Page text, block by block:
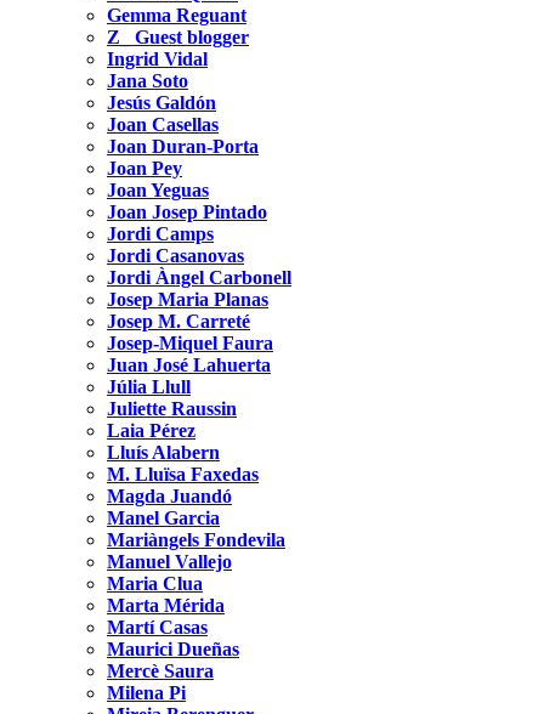
Gemma Reguant
Z_ Guest blogger
Ingrid Vidal
Jana Soto
Jesús Galdón
Joan Casellas
Joan Duran-Porta
Joan Pey
Joan Yeguas
Joan Josep Pintado
Jordi Camps
Jordi Casanovas
Jordi Àngel Carbonell
Josep Maria Planas
Josep M. Carreté
Josep-Miquel Faura
Juan José Lahuerta
Júlia Llull
Juliette Raussin
Laia Pérez
Lluís Alabern
M. Lluïsa Faxedas
Magda Juandó
Manel Garcia
Mariàngels Fondevila
Manuel Vallejo
Maria Clua
Marta Mérida
Martí Casas
Maurici Dueñas
Mercè Saura
Milena Pi